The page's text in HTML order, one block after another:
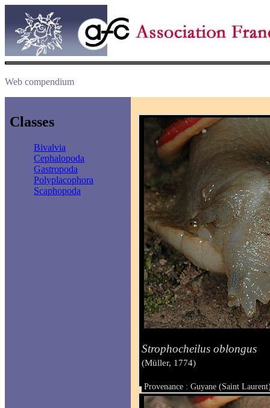
Web compendium
Classes
Bivalvia
Cephalopoda
Gastropoda
Polyplacophora
Scaphopoda
Strophocheilus oblongus
(Müller, 1774)
Provenance : Guyane (Saint
Taille :